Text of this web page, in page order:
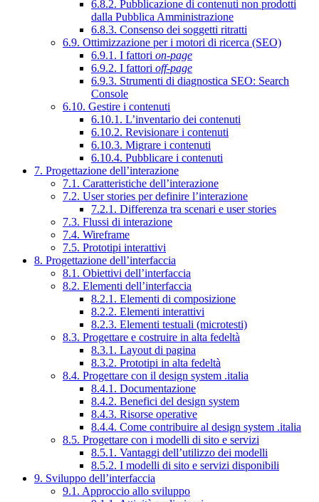
6.8.2. Pubblicazione di contenuti non prodotti
dalla Pubblica Amministrazione
6.8.3. Consenso dei soggetti ritratti
6.9. Ottimizzazione per i motori di ricerca (SEO)
6.9.1. I fattori on-page
6.9.2. I fattori off-page
6.9.3. Strumenti di diagnostica SEO: Search
Console
6.10. Gestire i contenuti
6.10.1. L’inventario dei contenuti
6.10.2. Revisionare i contenuti
6.10.3. Migrare i contenuti
6.10.4. Pubblicare i contenuti
7. Progettazione dell’interazione
7.1. Caratteristiche dell’interazione
7.2. User stories per definire l’interazione
7.2.1. Differenza tra scenari e user stories
7.3. Flussi di interazione
7.4. Wireframe
7.5. Prototipi interattivi
8. Progettazione dell’interfaccia
8.1. Obiettivi dell’interfaccia
8.2. Elementi dell’interfaccia
8.2.1. Elementi di composizione
8.2.2. Elementi interattivi
8.2.3. Elementi testuali (microtesti)
8.3. Progettare e costruire in alta fedeltà
8.3.1. Layout di pagina
8.3.2. Prototipi in alta fedeltà
8.4. Progettare con il design system .italia
8.4.1. Documentazione
8.4.2. Benefici del design system
8.4.3. Risorse operative
8.4.4. Come contribuire al design system .italia
8.5. Progettare con i modelli di sito e servizi
8.5.1. Vantaggi dell’utilizzo dei modelli
8.5.2. I modelli di sito e servizi disponibili
9. Sviluppo dell’interfaccia
9.1. Approccio allo sviluppo